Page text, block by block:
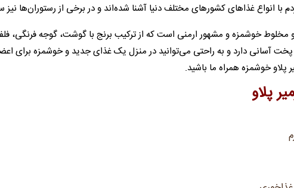
انواع غذاهای کشورهای مختلف دنیا آشنا شده‌اند و در برخی از رستوران‌ها
مخلوط خوشمزه و مشهور ارمنی است که از ترکیب برنج با گوشت، گوجه فرنگی،
آسانی دارد و به راحتی می‌توانید در منزل یک غذای جدید و خوشمزه برای
پلاو خوشمزه همراه ما باشید.
پلاو